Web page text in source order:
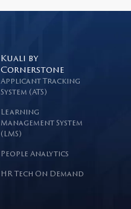
Kuali by
Cornerstone
Applicant Tracking
System (ATS)
Learning
Management System
(LMS)
People Analytics
HR Tech On Demand